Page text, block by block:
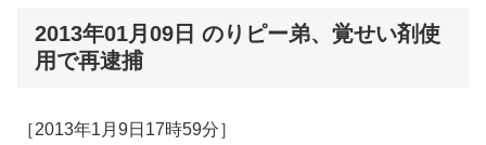
2013年01月09日 のりピー弟、覚せい剤使
用で再逮捕
［2013年1月9日17時59分］